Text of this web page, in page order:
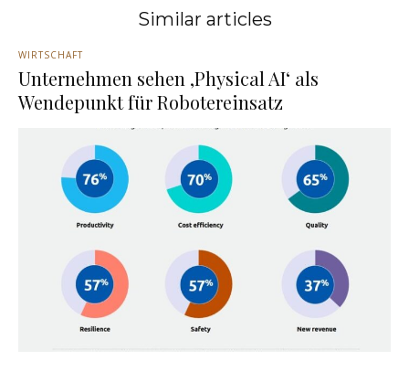
Similar articles
WIRTSCHAFT
Unternehmen sehen ‚Physical AI‘ als
Wendepunkt für Robotereinsatz